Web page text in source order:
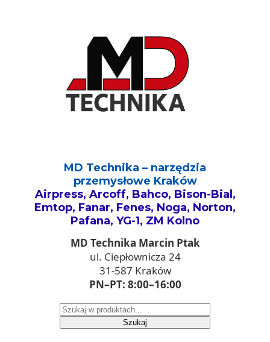
MD Technika – narzędzia
przemysłowe Kraków
Airpress, Arcoff, Bahco, Bison-Bial,
Emtop, Fanar, Fenes, Noga, Norton,
Pafana, YG-1, ZM Kolno
MD Technika Marcin Ptak
ul. Ciepłownicza 24
31-587 Kraków
PN–PT: 8:00–16:00
Szukaj